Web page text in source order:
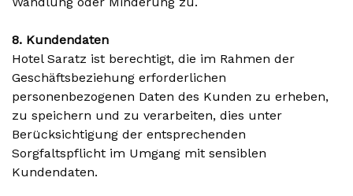
8. Kundendaten
Hotel Saratz ist berechtigt, die im Rahmen der
Geschäftsbeziehung erforderlichen
personenbezogenen Daten des Kunden zu erheben,
zu speichern und zu verarbeiten, dies unter
Berücksichtigung der entsprechenden
Sorgfaltspflicht im Umgang mit sensiblen
Kundendaten.